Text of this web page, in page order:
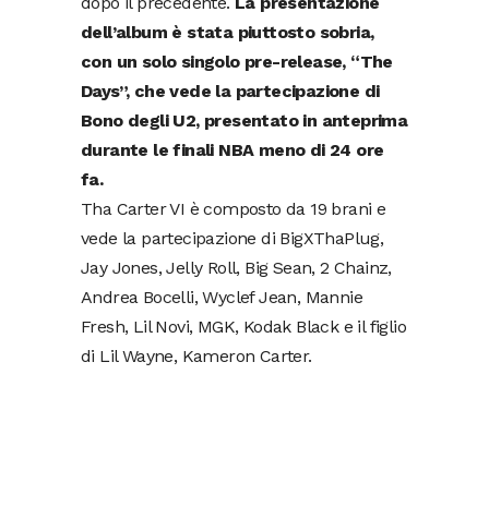
dell’album è stata piuttosto sobria,
con un solo singolo pre-release, “The
Days”, che vede la partecipazione di
Bono degli U2, presentato in anteprima
durante le finali NBA meno di 24 ore
fa.
Tha Carter VI è composto da 19 brani e
vede la partecipazione di BigXThaPlug,
Jay Jones, Jelly Roll, Big Sean, 2 Chainz,
Andrea Bocelli, Wyclef Jean, Mannie
Fresh, Lil Novi, MGK, Kodak Black e il figlio
di Lil Wayne, Kameron Carter.